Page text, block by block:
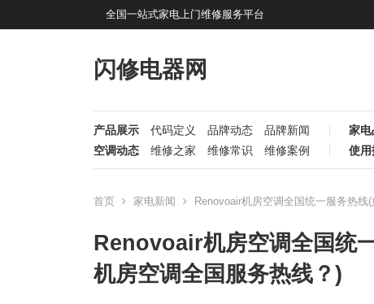
全国一站式家电上门维修服务平台
闪修电器网
产品展示 代码定义 品牌动态 品牌新闻 家电
空调动态
维修之家 维修常识 维修案例 使用
首页 家电新闻 Renovoair机房空调全国统一服务热
Renovoair机房空调全国统
机房空调全国服务热线？)